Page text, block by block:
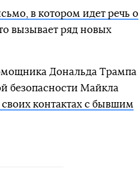
в котором идет речь о
вызывает ряд новых
Дональда Трампа
безопасности Майкла
контактах с бывшим